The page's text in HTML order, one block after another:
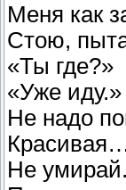
Меня как
Стою,
«Ты где?»
«Уже иду.»
Не надо
Не умирай.